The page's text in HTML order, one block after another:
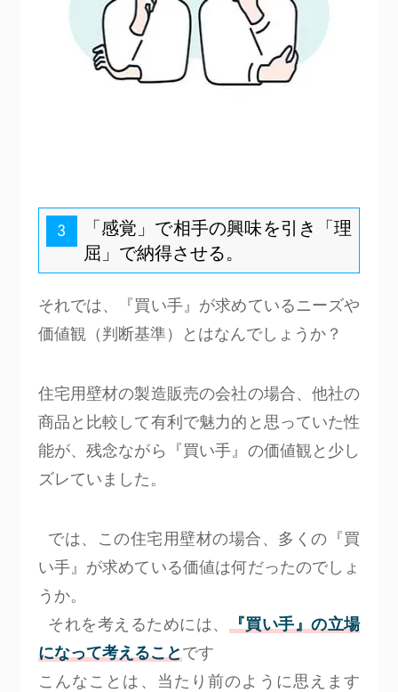
3
「感覚」で相手の興味を引き「理
屈」で納得させる。
それでは、『買い手』が求めているニーズや
価値観（判断基準）とはなんでしょうか？
住宅用壁材の製造販売の会社の場合、他社の
商品と比較して有利で魅力的と思っていた性
能が、残念ながら『買い手』の価値観と少し
ズレていました。
では、この住宅用壁材の場合、多くの『買
い手』が求めている価値は何だったのでしょ
うか。
それを考えるためには、 『買い手』の立場
になって考えることです
こんなことは、当たり前のように思えます